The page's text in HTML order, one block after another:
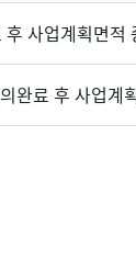
사업계획면적
완료 후 사업계